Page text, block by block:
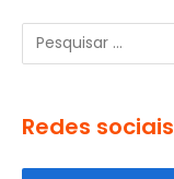
Redes sociais